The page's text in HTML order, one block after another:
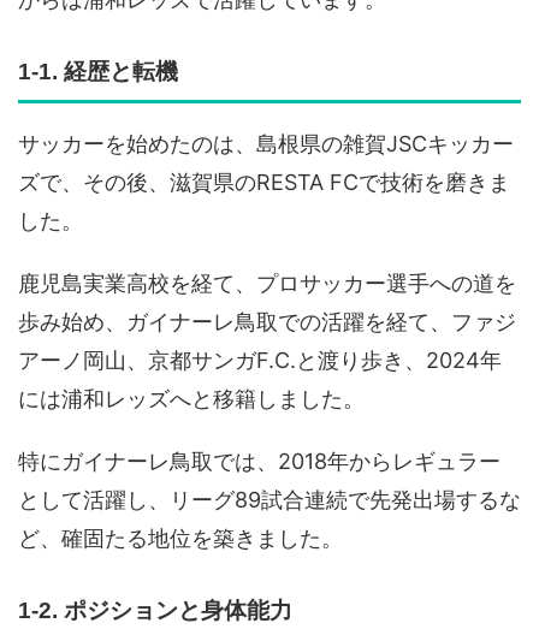
1-1. 経歴と転機
サッカーを始めたのは、島根県の雑賀JSCキッカー
ズで、その後、滋賀県のRESTA FCで技術を磨きま
した。
鹿児島実業高校を経て、プロサッカー選手への道を
歩み始め、ガイナーレ鳥取での活躍を経て、ファジ
アーノ岡山、京都サンガF.C.と渡り歩き、2024年
には浦和レッズへと移籍しました。
特にガイナーレ鳥取では、2018年からレギュラー
として活躍し、リーグ89試合連続で先発出場するな
ど、確固たる地位を築きました。
1-2. ポジションと身体能力